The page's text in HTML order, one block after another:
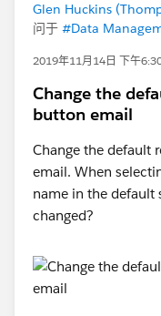
Glen Huckins
问于 #Data
2019年11月14日 下午
Change the
button email
Change the default
email. When
name in the default
changed?